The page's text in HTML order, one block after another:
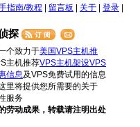
指南/教程 留言板 关于 登录
探
个致力于美国VPS主机推
主机推荐VPS主机架设VPS
信息 及VPS免费试用的信息
里将提供您所需要的关于
服务
劳动成果，转载请注明出处